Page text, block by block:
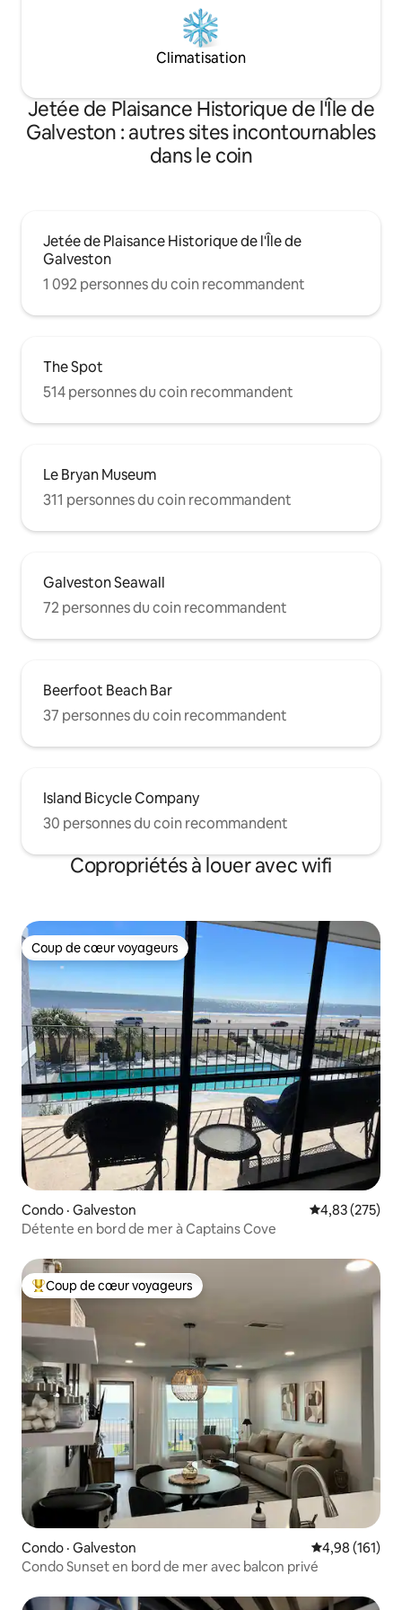
Climatisation
Jetée de Plaisance Historique de l'Île de
Galveston : autres sites incontournables
dans le coin
Jetée de Plaisance Historique de l'Île de
Galveston
1 092 personnes du coin recommandent
The Spot
514 personnes du coin recommandent
Le Bryan Museum
311 personnes du coin recommandent
Galveston Seawall
72 personnes du coin recommandent
Beerfoot Beach Bar
37 personnes du coin recommandent
Island Bicycle Company
30 personnes du coin recommandent
Copropriétés à louer avec wifi
Coup de cœur voyageurs
Coup de cœur voyageurs
Condo · Galveston Note
4,83 (275)
Détente en bord de mer à Captains Cove
Coup de cœur voyageurs parmi les plus aimés
Coup de cœur voyageurs
Condo · Galveston Note
4,98 (161)
Condo Sunset en bord de mer avec balcon privé